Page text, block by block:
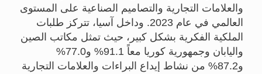
والعلامات التجارية والتصاميم الصناعية على المستوى
العالمي في عام 2023. وداخل آسيا، تتركز طلبات
الملكية الفكرية بشكل كبير، حيث تمثل مكاتب الصين
واليابان وجمهورية كوريا معاً 91.1% و77.0%
و87.2% من نشاط إيداع البراءات والعلامات التجارية